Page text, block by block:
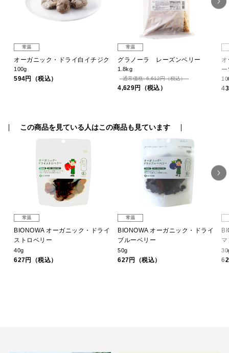
ガニック・ドライ白イチジク
円（税込）
グラノーラ レーズンベリー
通常価格: 6,612円（税込）
4,629円（税込）
オーガ
432円（
この商品を見ている人はこの商品も見ています
ガニック・ドライ
BIONOWA オーガニック・ドライ
BIONOWA オーガニ